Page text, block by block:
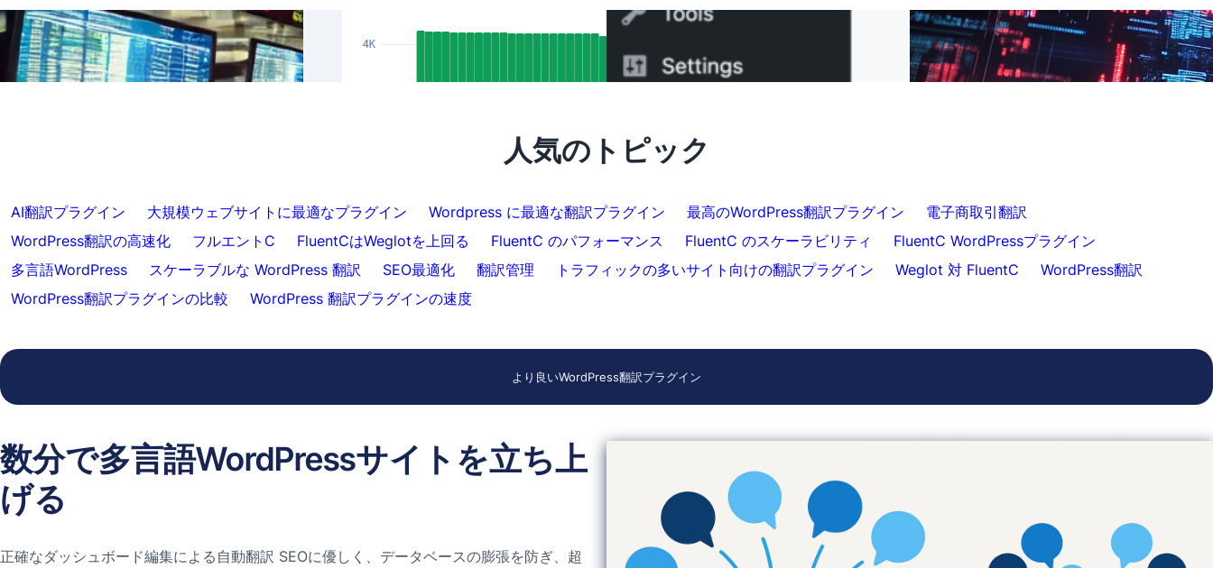
FluentCを使用した特定のコンテンツの翻訳
スキップ
リアルSEO成果：FluentCのhreflangサポー
で完了）
クライアントのための簡単なウェブサイト
翻訳
人気のトピック
AI翻訳プラグイン 大規模ウェブサイトに最適なプラグイン Wordpress に最適な翻訳プラグイン 最高のWordPress翻訳プラグイン
電子商取引翻訳
WordPress翻訳の高速化
フルエントC FluentCはWeglotを上回る FluentC のパフォーマンス FluentC のスケーラビリティ
FluentC WordPressプラグイン
多言語WordPress
スケーラブルな WordPress 翻訳 SEO最適化 翻訳管理 トラフィックの多いサイト向けの翻訳プラグイン Weglot 対 FluentC
WordPress翻訳
WordPress翻訳プラグインの比較
WordPress 翻訳プラグインの速度
より良いWordPress翻訳プラグイン
数分で多言語WordPressサイトを立ち上
げる
正確なダッシュボード編集による自動翻訳 SEOに優しく、データベースの膨張を防ぎ、超